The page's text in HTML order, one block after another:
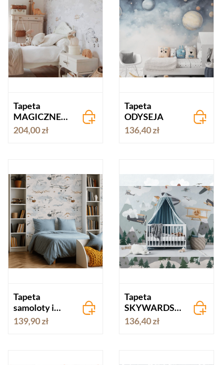
Tapeta
MAGICZNE
SAMOLOTY
204,00 zł
Tapeta
ODYSEJA
136,40 zł
Tapeta
samoloty i
helikoptery
kremowa
139,90 zł
Tapeta
SKYWARDS
blue
136,40 zł